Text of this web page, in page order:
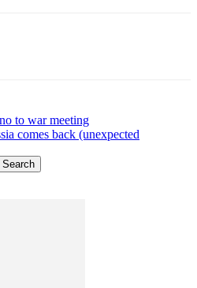
to war meeting
comes back (unexpected